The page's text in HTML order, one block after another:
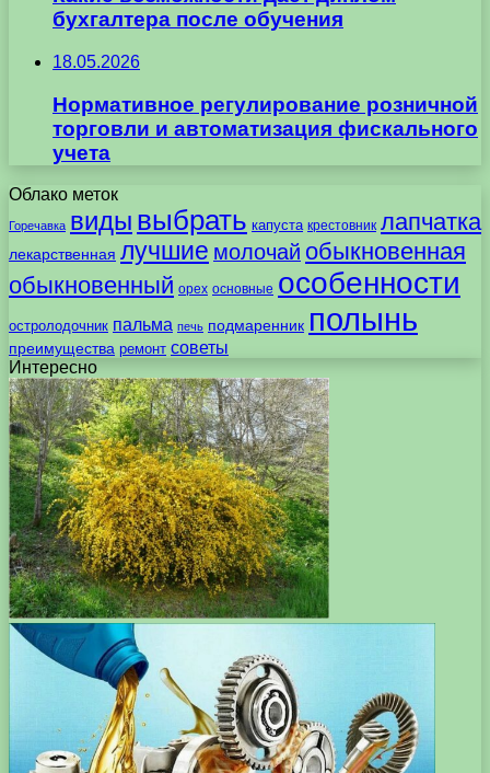
бухгалтера после обучения
18.05.2026
Нормативное регулирование розничной
торговли и автоматизация фискального
учета
Облако меток
Горечавка виды выбрать капуста крестовник лапчатка
лекарственная лучшие молочай обыкновенная
обыкновенный орех основные особенности
остролодочник пальма печь подмаренник полынь
преимущества ремонт советы
Интересно